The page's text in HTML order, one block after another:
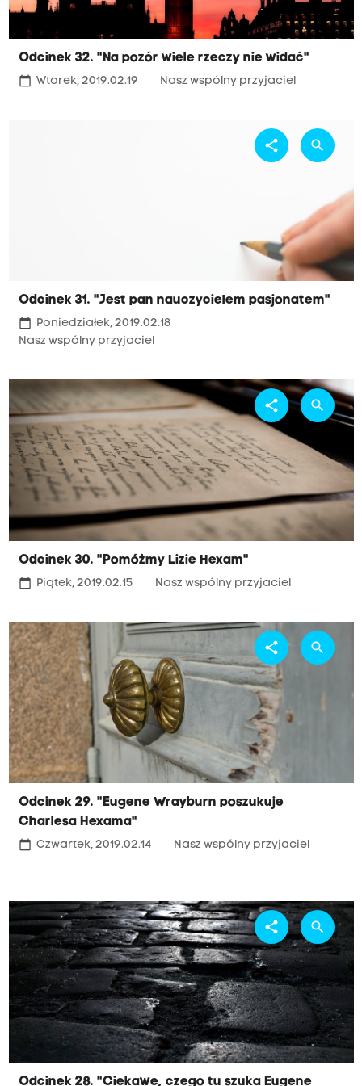
Odcinek 32. "Na pozór wiele rzeczy nie widać"
calendar_today Wtorek, 2019.02.19 Nasz wspólny przyjaciel
Odcinek 31. "Jest pan nauczycielem pasjonatem"
calendar_today Poniedziałek, 2019.02.18
Nasz wspólny przyjaciel
share search
Odcinek 30. "Pomóżmy Lizie Hexam"
calendar_today Piątek, 2019.02.15 Nasz wspólny przyjaciel
share search
Odcinek 29. "Eugene Wrayburn poszukuje
Charlesa Hexama"
calendar_today Czwartek, 2019.02.14 Nasz wspólny przyjaciel
share search
Odcinek 28. "Ciekawe, czego tu szuka Eugene
share search